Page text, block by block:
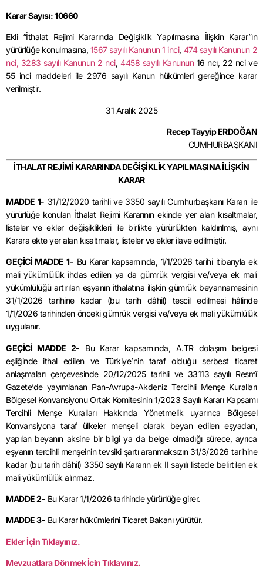
Karar Sayısı: 10660
Ekli “İthalat Rejimi Kararında Değişiklik Yapılmasına İlişkin Karar”ın
yürürlüğe konulmasına, 1567 sayılı Kanunun 1 inci, 474 sayılı Kanunun 2
nci, 3283 sayılı Kanunun 2 nci,4458 sayılı Kanunun16 ncı, 22 nci ve
55 inci maddeleri ile 2976 sayılı Kanun hükümleri gereğince karar
verilmiştir.
31 Aralık 2025
Recep Tayyip ERDOĞAN
CUMHURBAŞKANI
İTHALAT REJİMİ KARARINDA DEĞİŞİKLİK YAPILMASINA İLİŞKİN
KARAR
MADDE 1- 31/12/2020 tarihli ve 3350 sayılı Cumhurbaşkanı Kararı ile
yürürlüğe konulan İthalat Rejimi Kararının ekinde yer alan kısaltmalar,
listeler ve ekler değişiklikleri ile birlikte yürürlükten kaldırılmış, aynı
Karara ekte yer alan kısaltmalar, listeler ve ekler ilave edilmiştir.
GEÇİCİ MADDE 1- Bu Karar kapsamında, 1/1/2026 tarihi itibarıyla ek
mali yükümlülük ihdas edilen ya da gümrük vergisi ve/veya ek mali
yükümlülüğü artırılan eşyanın ithalatına ilişkin gümrük beyannamesinin
31/1/2026 tarihine kadar (bu tarih dâhil) tescil edilmesi hâlinde
1/1/2026 tarihinden önceki gümrük vergisi ve/veya ek mali yükümlülük
uygulanır.
GEÇİCİ MADDE 2- Bu Karar kapsamında, A.TR dolaşım belgesi
eşliğinde ithal edilen ve Türkiye’nin taraf olduğu serbest ticaret
anlaşmaları çerçevesinde 20/12/2025 tarihli ve 33113 sayılı Resmî
Gazete’de yayımlanan Pan-Avrupa-Akdeniz Tercihli Menşe Kuralları
Bölgesel Konvansiyonu Ortak Komitesinin 1/2023 Sayılı Kararı Kapsamı
Tercihli Menşe Kuralları Hakkında Yönetmelik uyarınca Bölgesel
Konvansiyona taraf ülkeler menşeli olarak beyan edilen eşyadan,
yapılan beyanın aksine bir bilgi ya da belge olmadığı sürece, ayrıca
eşyanın tercihli menşeinin tevsiki şartı aranmaksızın 31/3/2026 tarihine
kadar (bu tarih dâhil) 3350 sayılı Kararın ek II sayılı listede belirtilen ek
mali yükümlülük alınmaz.
MADDE 2- Bu Karar 1/1/2026 tarihinde yürürlüğe girer.
MADDE 3- Bu Karar hükümlerini Ticaret Bakanı yürütür.
Ekler İçin Tıklayınız.
Mevzuatlara Dönmek İçin Tıklayınız.